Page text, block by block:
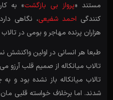
مستند «پرواز بی بازگشت» به
کنندگی احمد شفیعی، نگاهی
هزاران پرنده مهاجر و بومی در تالاب
طبعا هر انسانی در اولین
تالاب میانکاله از صمیم قلب آرزو
تالاب میانکاله باز نشده بود
شدند. اما برخلاف خواسته قلبی